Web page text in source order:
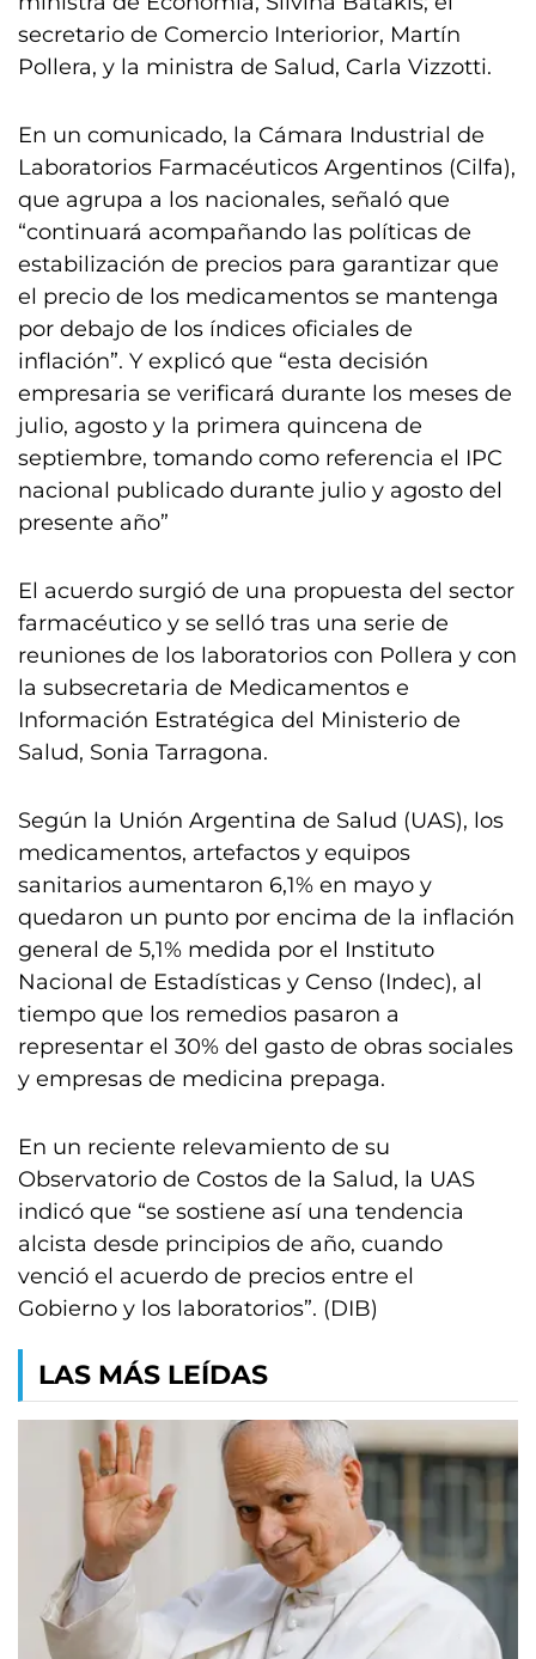
secretario de Comercio Interiorior, Martín
Pollera, y la ministra de Salud, Carla Vizzotti.
En un comunicado, la Cámara Industrial de
Laboratorios Farmacéuticos Argentinos (Cilfa),
que agrupa a los nacionales, señaló que
“continuará acompañando las políticas de
estabilización de precios para garantizar que
el precio de los medicamentos se mantenga
por debajo de los índices oficiales de
inflación”. Y explicó que “esta decisión
empresaria se verificará durante los meses de
julio, agosto y la primera quincena de
septiembre, tomando como referencia el IPC
nacional publicado durante julio y agosto del
presente año”
El acuerdo surgió de una propuesta del sector
farmacéutico y se selló tras una serie de
reuniones de los laboratorios con Pollera y con
la subsecretaria de Medicamentos e
Información Estratégica del Ministerio de
Salud, Sonia Tarragona.
Según la Unión Argentina de Salud (UAS), los
medicamentos, artefactos y equipos
sanitarios aumentaron 6,1% en mayo y
quedaron un punto por encima de la inflación
general de 5,1% medida por el Instituto
Nacional de Estadísticas y Censo (Indec), al
tiempo que los remedios pasaron a
representar el 30% del gasto de obras sociales
y empresas de medicina prepaga.
En un reciente relevamiento de su
Observatorio de Costos de la Salud, la UAS
indicó que “se sostiene así una tendencia
alcista desde principios de año, cuando
venció el acuerdo de precios entre el
Gobierno y los laboratorios”. (DIB)
LAS MÁS LEÍDAS